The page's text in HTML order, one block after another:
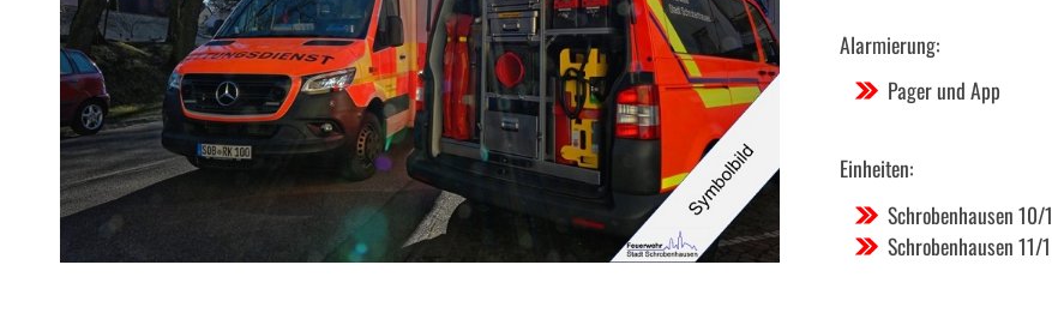
Alarmierung:
Pager und App
Einheiten:
Schrobenhausen 10/1
Schrobenhausen 11/1